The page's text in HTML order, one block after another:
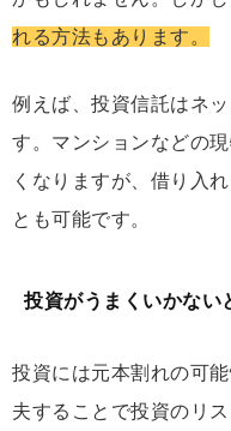
れる方法もあります。
例えば、投資信託はネ
す。マンションなどの
くなりますが、借り入
とも可能です。
投資がうまくいかない
投資には元本割れの可
夫することで投資のリ